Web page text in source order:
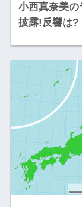
小西真奈美
披露!反響は?